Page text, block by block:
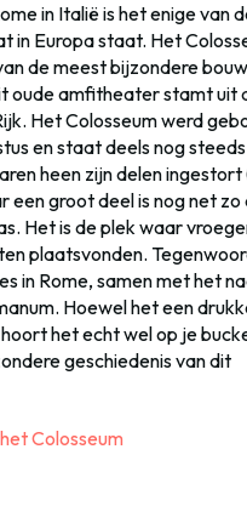
in Italië is het enige van
in Europa staat. Het
de meest bijzondere
oude amfitheater stamt uit
Het Colosseum werd
en staat deels nog steeds
heen zijn delen
een groot deel is nog net zo
Het is de plek waar
plaatsvonden.
in Rome, samen met het
Hoewel het een
het echt wel op je
geschiedenis van dit
Colosseum